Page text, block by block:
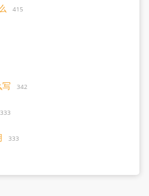
415
342
333
333